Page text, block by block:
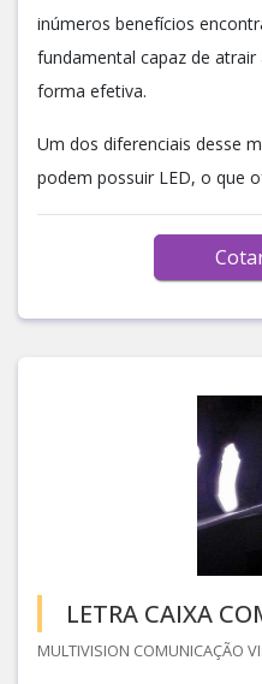
inúmeros benefícios
fundamental capaz de
forma efetiva.
Um dos diferenciais desse
podem possuir LED, o que
LETRA CAIXA
MULTIVISION COMUNICAÇÃO